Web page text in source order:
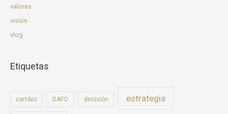
valores
visión
vlog
Etiquetas
cambio DAFO decisión estrategia